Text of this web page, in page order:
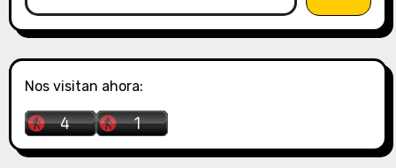
Nos visitan ahora: